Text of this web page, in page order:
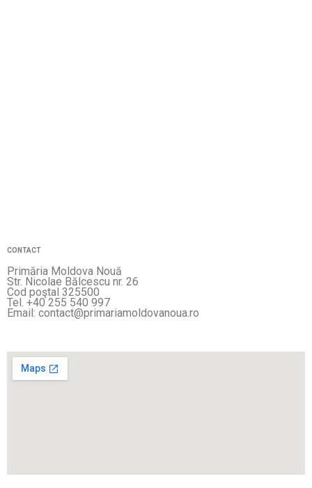
CONTACT
Primăria Moldova Nouă
Str. Nicolae Bălcescu nr. 26
Cod poştal 325500
Tel. +40 255 540 997
Email: contact@primariamoldovanoua.ro